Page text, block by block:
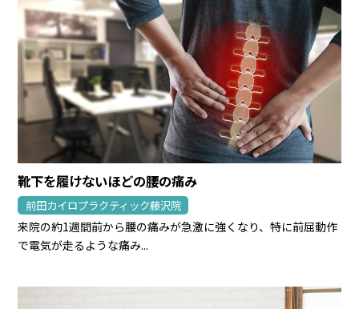
靴下を履けないほどの腰の痛み
前田カイロプラクティック藤沢院
来院の約1週間前から腰の痛みが急激に強くなり、特に前屈動作
で電気が走るような痛み...